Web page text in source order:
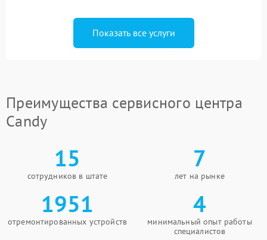
Показать все услуги
Преимущества сервисного центра
Candy
15
сотрудников в штате
7
лет на рынке
1951
отремонтированных устройств
4
минимальный опыт работы
специалистов